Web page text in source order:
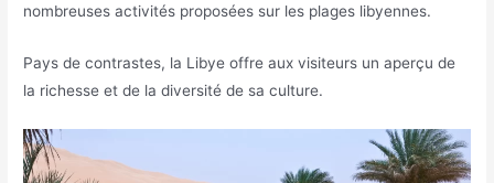
nombreuses activités proposées sur les plages libyennes.
Pays de contrastes, la Libye offre aux visiteurs un aperçu de
la richesse et de la diversité de sa culture.